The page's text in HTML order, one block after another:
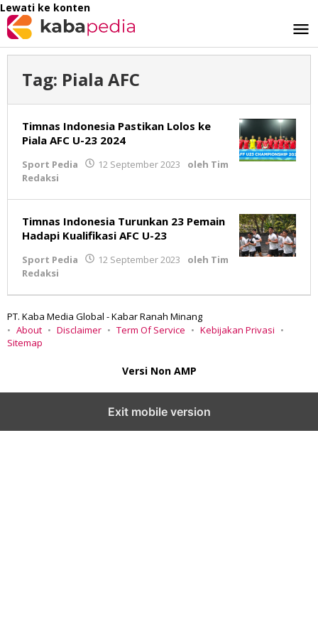
Lewati ke konten
Tag: Piala AFC
Timnas Indonesia Pastikan Lolos ke
Piala AFC U-23 2024
Sport Pedia 12 September 2023 oleh Tim
Redaksi
Timnas Indonesia Turunkan 23 Pemain
Hadapi Kualifikasi AFC U-23
Sport Pedia 12 September 2023 oleh Tim
Redaksi
PT. Kaba Media Global - Kabar Ranah Minang
About
Disclaimer Term Of Service
Kebijakan Privasi
Sitemap
Versi Non AMP
Exit mobile version